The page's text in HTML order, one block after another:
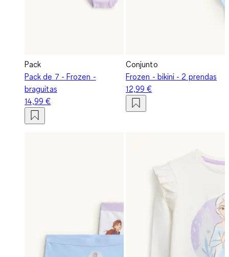
Pack
Pack de 7 - Frozen -
braguitas
14,99 €
Conjunto
Frozen - bikini - 2 prendas
12,99 €